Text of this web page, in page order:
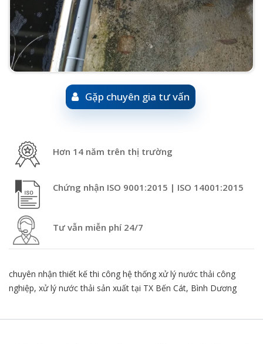
Gặp chuyên gia tư vấn
Hơn 14 năm trên thị trường
Chứng nhận ISO 9001:2015 | ISO 14001:2015
Tư vẫn miễn phí 24/7
chuyên nhận thiết kế thi công hệ thống xử lý nước thải công
nghiệp, xử lý nước thải sản xuất tại TX Bến Cát, Bình Dương